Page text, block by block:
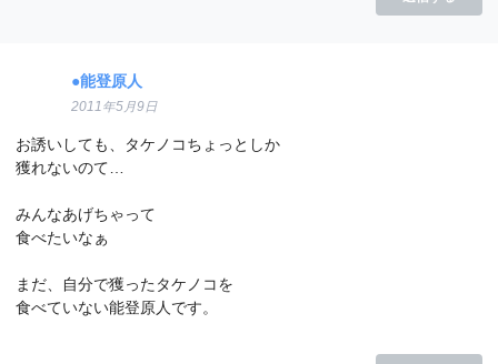
●能登原人
2011年5月9日
お誘いしても、タケノコちょっとしか
獲れないのて…
みんなあげちゃって
食べたいなぁ
まだ、自分で獲ったタケノコを
食べていない能登原人です。